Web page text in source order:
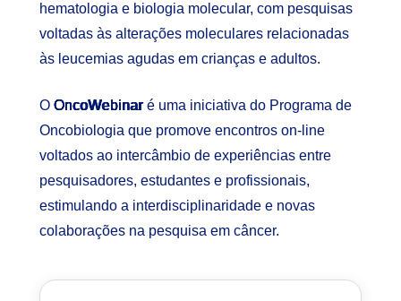
hematologia e biologia molecular, com pesquisas
voltadas às alterações moleculares relacionadas
às leucemias agudas em crianças e adultos.
O OncoWebinaré uma iniciativa do Programa de
Oncobiologia que promove encontros on-line
voltados ao intercâmbio de experiências entre
pesquisadores, estudantes e profissionais,
estimulando a interdisciplinaridade e novas
colaborações na pesquisa em câncer.